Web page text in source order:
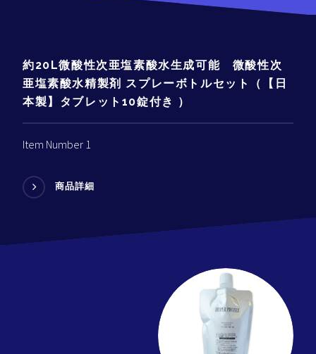
約20L微酸性次亜塩素酸水生成可能 微酸性次
亜塩素酸水精製剤 スプレーボトルセット（【日
本製】タブレット10錠付き ）
Item Number 1
商品詳細